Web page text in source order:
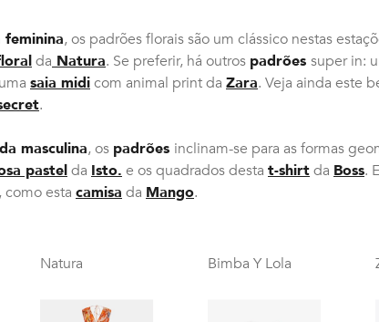
feminina, os padrões florais são um clássico nestas
da Natura. Se preferir, há outros padrões super in:
saia midicom animal print da Zara. Veja ainda este
.
masculina, os padrões inclinam-se para as formas
pastelda Isto. e os quadrados desta t-shirtda Boss.
como esta camisa da Mango.
Natura Bimba Y Lola